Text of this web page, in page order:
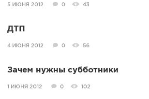
ГОЛОСОВАНИЯ
ФОТО
5 ИЮНЯ 2012 0 43
ДТП
4 ИЮНЯ 2012 0 56
Зачем нужны субботники
1 ИЮНЯ 2012 0 102